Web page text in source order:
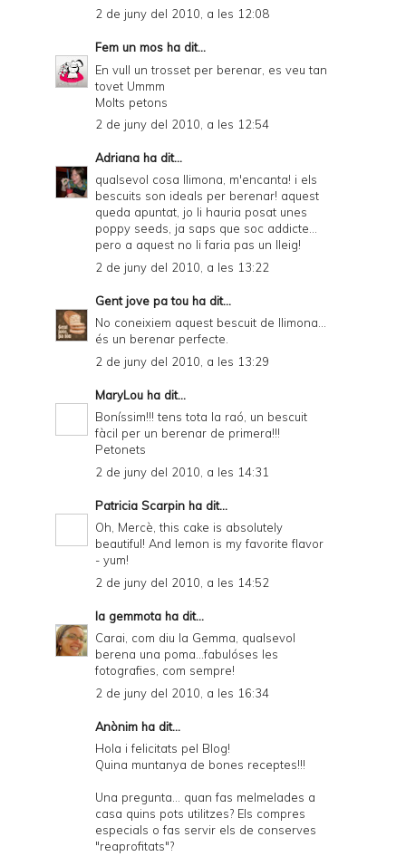
2 de juny del 2010, a les 12:08
Fem un mos ha dit...
En vull un trosset per berenar, es veu tan
tovet Ummm
Molts petons
2 de juny del 2010, a les 12:54
Adriana ha dit...
qualsevol cosa llimona, m'encanta! i els
bescuits son ideals per berenar! aquest
queda apuntat, jo li hauria posat unes
poppy seeds, ja saps que soc addicte...
pero a aquest no li faria pas un lleig!
2 de juny del 2010, a les 13:22
Gent jove pa tou ha dit...
No coneixiem aquest bescuit de llimona...
és un berenar perfecte.
2 de juny del 2010, a les 13:29
MaryLou ha dit...
Boníssim!!! tens tota la raó, un bescuit
fàcil per un berenar de primera!!!
Petonets
2 de juny del 2010, a les 14:31
Patricia Scarpin ha dit...
Oh, Mercè, this cake is absolutely
beautiful! And lemon is my favorite flavor
- yum!
2 de juny del 2010, a les 14:52
la gemmota ha dit...
Carai, com diu la Gemma, qualsevol
berena una poma...fabulóses les
fotografies, com sempre!
2 de juny del 2010, a les 16:34
Anònim ha dit...
Hola i felicitats pel Blog!
Quina muntanya de bones receptes!!!
Una pregunta... quan fas melmelades a
casa quins pots utilitzes? Els compres
especials o fas servir els de conserves
"reaprofitats"?